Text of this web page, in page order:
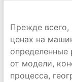
Прежде всего,
ценах на
определенные
от модели,
процесса,